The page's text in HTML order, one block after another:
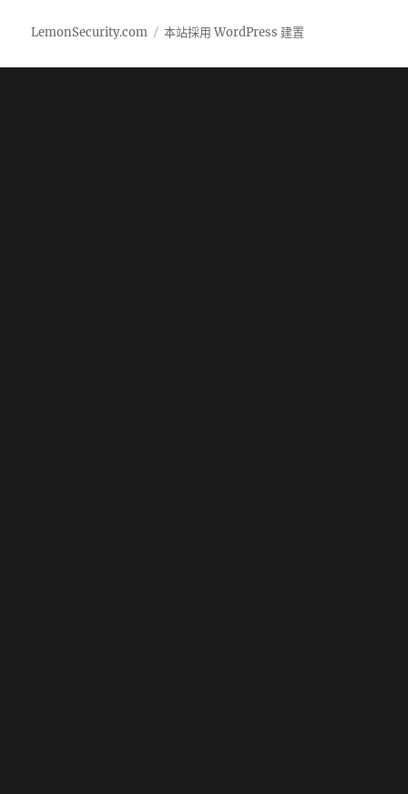
LemonSecurity.com 本站採用 WordPress 建置